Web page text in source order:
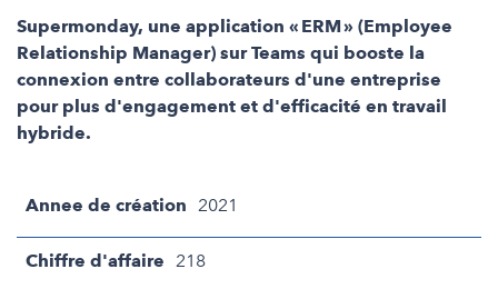
Supermonday, une application « ERM » (Employee
Relationship Manager) sur Teams qui booste la
connexion entre collaborateurs d'une entreprise
pour plus d'engagement et d'efficacité en travail
hybride.
Annee de création 2021
Chiffre d'affaire 218